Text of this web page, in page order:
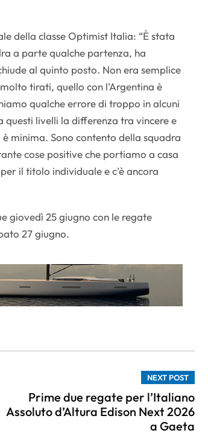
della classe Optimist Italia: “È stata
a parte qualche partenza, ha
al quinto posto. Non era semplice
tirati, quello con l’Argentina è
qualche errore di troppo in alcuni
livelli la differenza tra vincere e
minima. Sono contento della squadra
cose positive che portiamo a casa
il titolo individuale e c’è ancora
giovedì 25 giugno con le regate
27 giugno.
NEXT POST
Prime due regate per l’Italiano
Assoluto d’Altura Edison Next 2026
a Gaeta